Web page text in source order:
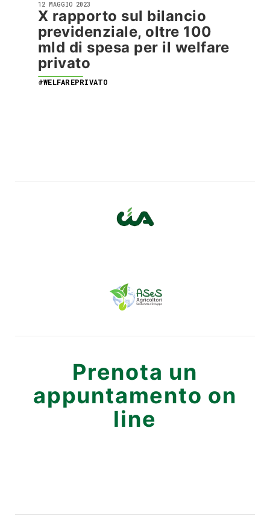
12 MAGGIO 2023
X rapporto sul bilancio
previdenziale, oltre 100
mld di spesa per il welfare
privato
#WELFAREPRIVATO
Prenota un
appuntamento on
line